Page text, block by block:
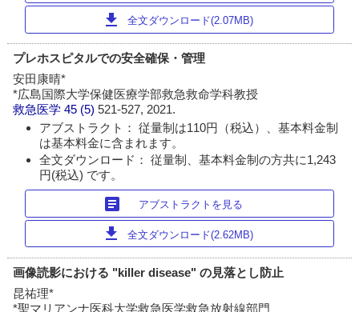
download 全文ダウンロード(2.07MB)
プレホスピタルでの安全確保・管理
安田康晴*
*広島国際大学保健医療学部救急救命学科教授
救急医学 45 (5)521-527, 2021.
アブストラクト： 従量制は110円（税込）、基本料金制
は基本料金に含まれます。
全文ダウンロード： 従量制、基本料金制の方共に1,243
円(税込) です。
article アブストラクトを見る
download 全文ダウンロード(2.62MB)
画像読影における "killer disease" の見落とし防止
昆祐理*
*聖マリアンナ医科大学救急医学救急放射線部門